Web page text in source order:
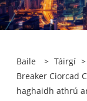
Baile > Táirgí
Breaker Ciorcad
haghaidh athrú